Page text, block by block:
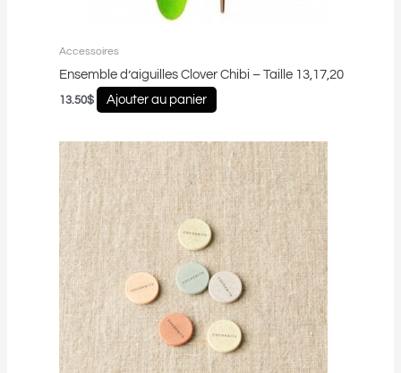
Accessoires
Ensemble d’aiguilles Clover Chibi – Taille 13,17,20
13.50$ Ajouter au panier